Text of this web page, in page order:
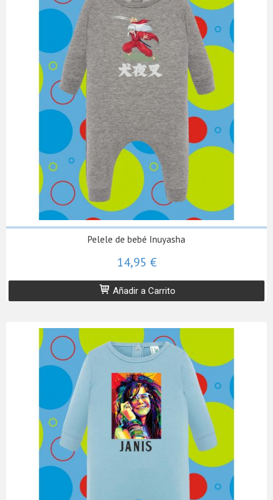
Pelele de bebé Inuyasha
14,95 €
Añadir a Carrito